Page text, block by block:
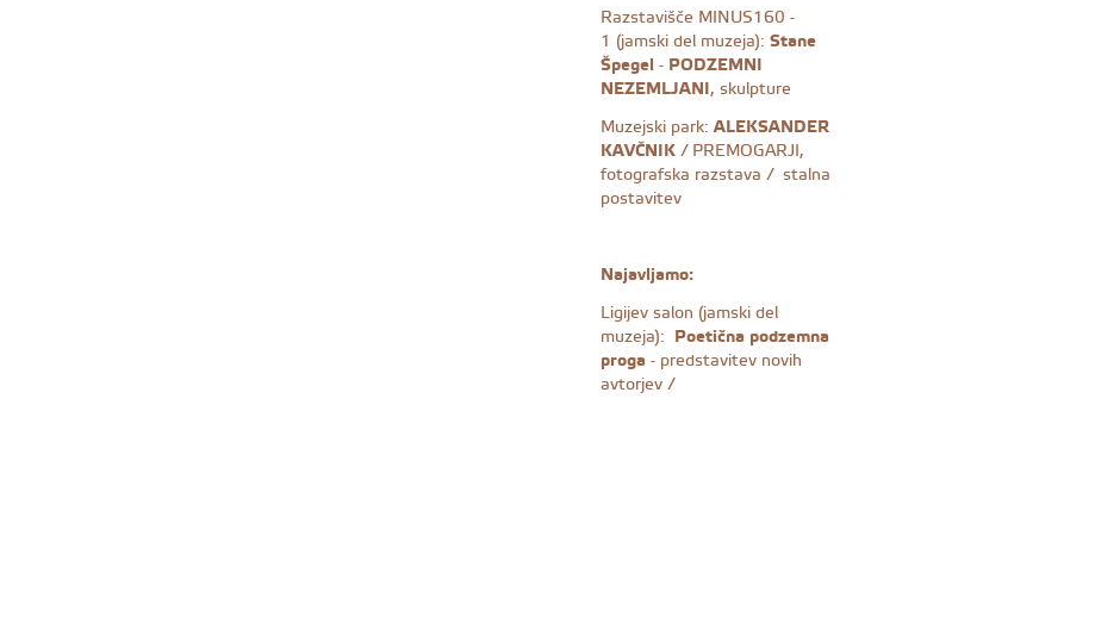
Razstavišče MINUS160 -
1 (jamski del muzeja):Stane
Špegel-PODZEMNI
NEZEMLJANI, skulpture
Muzejski park:ALEKSANDER
KAVČNIK/ PREMOGARJI,
fotografska razstava / stalna
postavitev
Najavljamo:
Ligijev salon (jamski del
muzeja): Poetična podzemna
proga- predstavitev novih
avtorjev /